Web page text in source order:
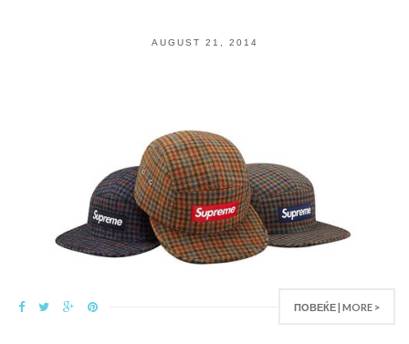
AUGUST 21, 2014
ПОВЕЌЕ | MORE >